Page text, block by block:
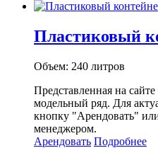
Пластиковый
Объем: 240 литров
Представленная на
модельный ряд. Для
кнопку "Арендовать"
менеджером.
Арендовать Подробнее